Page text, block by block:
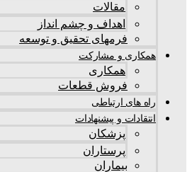
مقالات
اهداف و چشم انداز
فرمهای تحقیق و توسعه
همکاری و مشارکت
همکاری
فروش قطعات
راه های ارتباطی
انتقادات و پيشنهادات
پزشكان
پرستاران
بيماران